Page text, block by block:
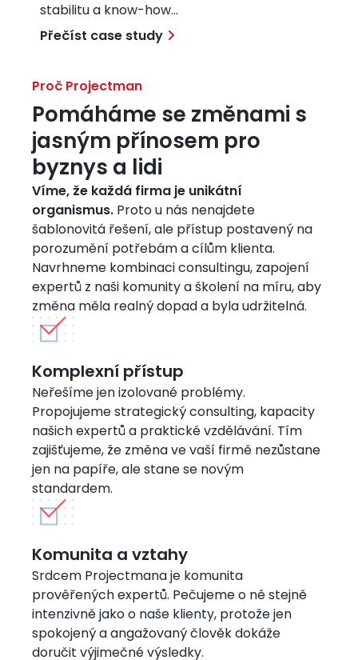
stabilitu a know-how...
Přečíst case study
ekosystému a...
Přečíst case study
Přečíst case study
Přečíst case study
Přečíst case study
data pro hlubší...
Přečíst case study
vnitřní struktura...
Přečíst case study
úspěšně...
Přečíst case study
transformace...
Přečíst case study
PMO...
Přečíst case study
hodnoty, ale i...
Přečíst case study
marži projektu. Výsledkem je efektivnější...
Přečíst case study
která...
prostředí při...
Přečíst case study
proinformovanost a sladění...
Přečíst case study
Proč Projectman
Pomáháme se změnami s
jasným přínosem pro
byznys a lidi
Víme, že každá firma je unikátní
organismus.Proto u nás nenajdete
šablonovitá řešení, ale přístup postavený na
porozumění potřebám a cílům klienta.
Navrhneme kombinaci consultingu, zapojení
expertů z naši komunity a školení na míru, aby
změna měla realný dopad a byla udržitelná.
Obrázek
Komplexní přístup
Neřešíme jen izolované problémy.
Propojujeme strategický consulting, kapacity
našich expertů a praktické vzdělávání. Tím
zajišťujeme, že změna ve vaší firmě nezůstane
jen na papíře, ale stane se novým
standardem.
Obrázek
Komunita a vztahy
Srdcem Projectmana je komunita
prověřených expertů. Pečujeme o ně stejně
intenzivně jako o naše klienty, protože jen
spokojený a angažovaný člověk dokáže
doručit výjimečné výsledky.